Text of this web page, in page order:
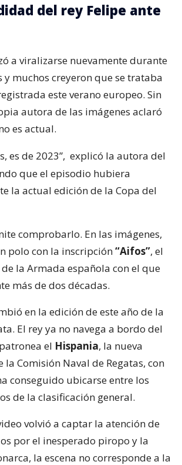
del rey Felipe ante
a viralizarse nuevamente durante
muchos creyeron que se trataba
este verano europeo. Sin
autora de las imágenes aclaró
es actual.
es de 2023”, explicó la autora del
que el episodio hubiera
la actual edición de la Copa del
comprobarlo. En las imágenes,
polo con la inscripción“Aifos”, el
la Armada española con el que
más de dos décadas.
en la edición de este año de la
El rey ya no navega a bordo del
el Hispania, la nueva
la Comisión Naval de Regatas, con
conseguido ubicarse entre los
de la clasificación general.
volvió a captar la atención de
por el inesperado piropo y la
la escena no corresponde a la